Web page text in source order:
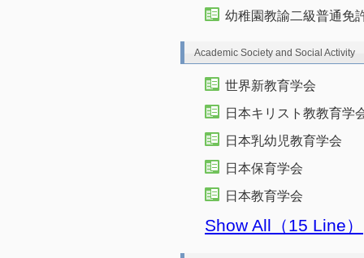
幼稚園教諭二級普通免
Academic Society and Social Activity
世界新教育学会
日本キリスト教教育学
日本乳幼児教育学会
日本保育学会
日本教育学会
Show All（15 Line）